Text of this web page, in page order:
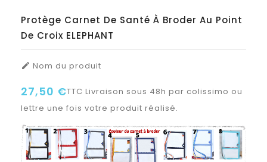
Protège Carnet De Santé À Broder Au Point
De Croix ELEPHANT
 Nom du produit
27,50 €TTC Livraison sous 48h par colissimo ou
lettre une fois votre produit réalisé.